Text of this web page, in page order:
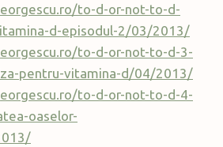
to-d-or-not-to-d-
d-episodul-2/03/2013/
to-d-or-not-to-d-3-
pentru-vitamina-d/04/2013/
to-d-or-not-to-d-4-
oaselor-